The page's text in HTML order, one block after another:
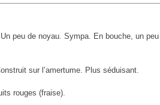
peu de noyau. Sympa. En bouche, un peu
sur l’amertume. Plus séduisant.
rouges (fraise).